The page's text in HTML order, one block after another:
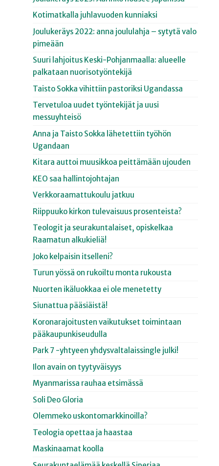
Kotimatkalla juhlavuoden kunniaksi
Joulukeräys 2022: anna joululahja – sytytä valo
pimeään
Suuri lahjoitus Keski-Pohjanmaalla: alueelle
palkataan nuorisotyöntekijä
Taisto Sokka vihittiin pastoriksi Ugandassa
Tervetuloa uudet työntekijät ja uusi
messuyhteisö
Anna ja Taisto Sokka lähetettiin työhön
Ugandaan
Kitara auttoi muusikkoa peittämään ujouden
KEO saa hallintojohtajan
Verkkoraamattukoulu jatkuu
Riippuuko kirkon tulevaisuus prosenteista?
Teologit ja seurakuntalaiset, opiskelkaa
Raamatun alkukieliä!
Joko kelpaisin itselleni?
Turun yössä on rukoiltu monta rukousta
Nuorten ikäluokkaa ei ole menetetty
Siunattua pääsiäistä!
Koronarajoitusten vaikutukset toimintaan
pääkaupunkiseudulla
Park 7 -yhtyeen yhdysvaltalaissingle julki!
Ilon avain on tyytyväisyys
Myanmarissa rauhaa etsimässä
Soli Deo Gloria
Olemmeko uskontomarkkinoilla?
Teologia opettaa ja haastaa
Maskinaamat koolla